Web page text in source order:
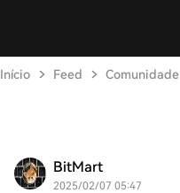
Início Feed Comunidade
BitMart
2025/02/07 05:47